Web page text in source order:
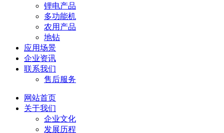
锂电产品
多功能机
农用产品
地钻
应用场景
企业资讯
联系我们
售后服务
网站首页
关于我们
企业文化
发展历程